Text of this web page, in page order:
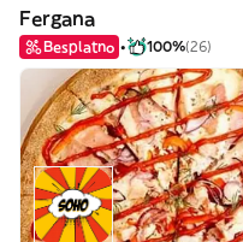
Fergana
Besplatno 100%(26)